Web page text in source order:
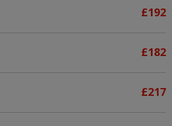
£192
£182
£217